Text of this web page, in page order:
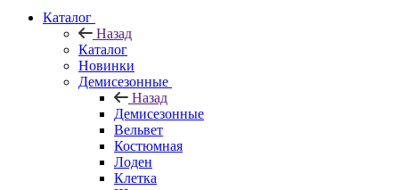
Каталог
Назад
Каталог
Новинки
Демисезонные
Назад
Демисезонные
Вельвет
Костюмная
Лоден
Клетка